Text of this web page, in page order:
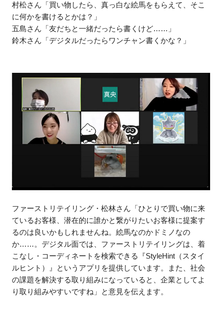
村松さん「買い物したら、真っ白な絵馬をもらえて、そこ
に何かを書けるとかは？」
五島さん「友だちと一緒だったら書くけど……」
鈴木さん「デジタルだったらワンチャン書くかな？」
ファーストリテイリング・松林さん「ひとりで買い物に来
ているお客様、潜在的に誰かと繋がりたいお客様に提案す
るのは良いかもしれませんね。絵馬なのかドミノなの
か……。デジタル面では、ファーストリテイリングは、着
こなし・コーディネートを検索できる『StyleHint（スタイ
ルヒント）』というアプリを提供しています。また、社会
の課題を解決する取り組みになっていると、企業としてよ
り取り組みやすいですね」と意見を伝えます。